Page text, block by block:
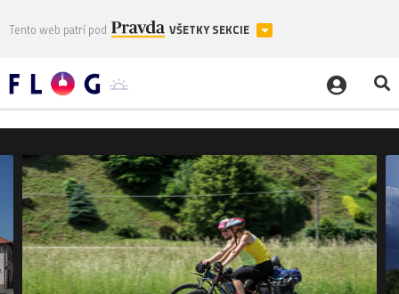
Tento web patrí pod VŠETKY SEKCIE